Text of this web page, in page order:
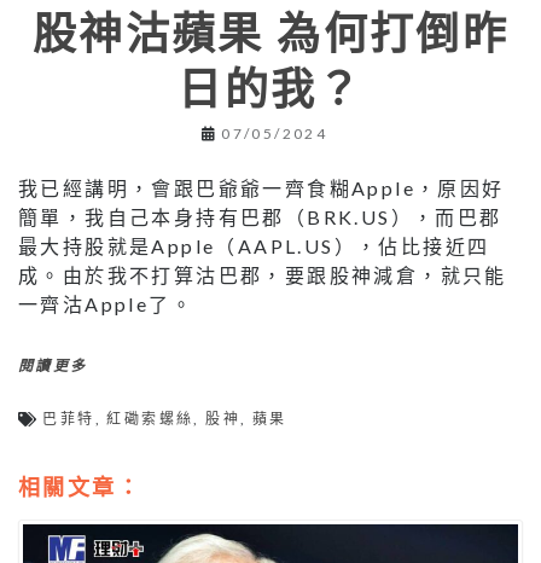
股神沽蘋果 為何打倒昨
日的我？
07/05/2024
我已經講明，會跟巴爺爺一齊食糊Apple，原因好
簡單，我自己本身持有巴郡（BRK.US），而巴郡
最大持股就是Apple（AAPL.US），佔比接近四
成。由於我不打算沽巴郡，要跟股神減倉，就只能
一齊沽Apple了。
閱讀更多
巴菲特 ,紅磡索螺絲 ,股神 蘋果
相關文章：